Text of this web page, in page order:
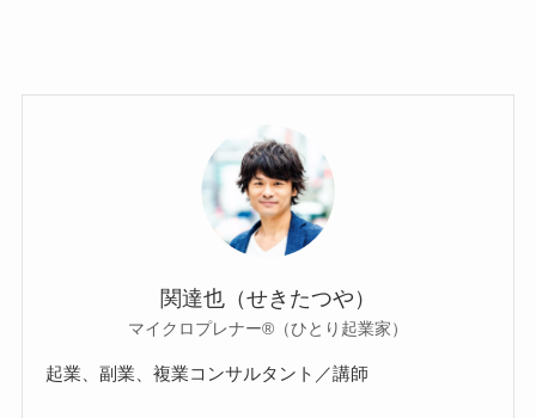
関達也（せきたつや）
マイクロプレナー®（ひとり起業家）
起業、副業、複業コンサルタント／講師